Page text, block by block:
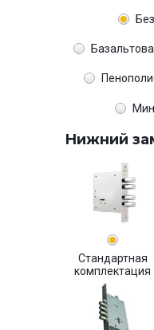
Нижний
Стандартная
комплектация